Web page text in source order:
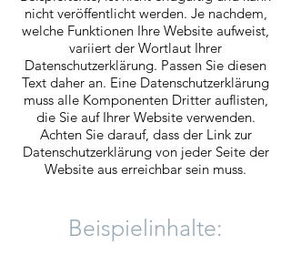
nicht veröffentlicht werden. Je nachdem,
welche Funktionen Ihre Website aufweist,
variiert der Wortlaut Ihrer
Datenschutzerklärung. Passen Sie diesen
Text daher an. Eine Datenschutzerklärung
muss alle Komponenten Dritter auflisten,
die Sie auf Ihrer Website verwenden.
Achten Sie darauf, dass der Link zur
Datenschutzerklärung von jeder Seite der
Website aus erreichbar sein muss.
Beispielinhalte: